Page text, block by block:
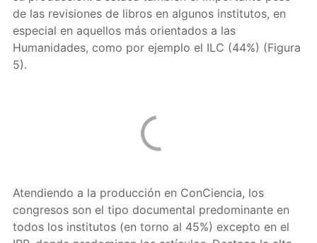
de las revisiones de libros en algunos institutos, en
especial en aquellos más orientados a las
Humanidades, como por ejemplo el ILC (44%) (Figura
5).
Atendiendo a la producción en ConCiencia, los
congresos son el tipo documental predominante en
todos los institutos (en torno al 45%) excepto en el